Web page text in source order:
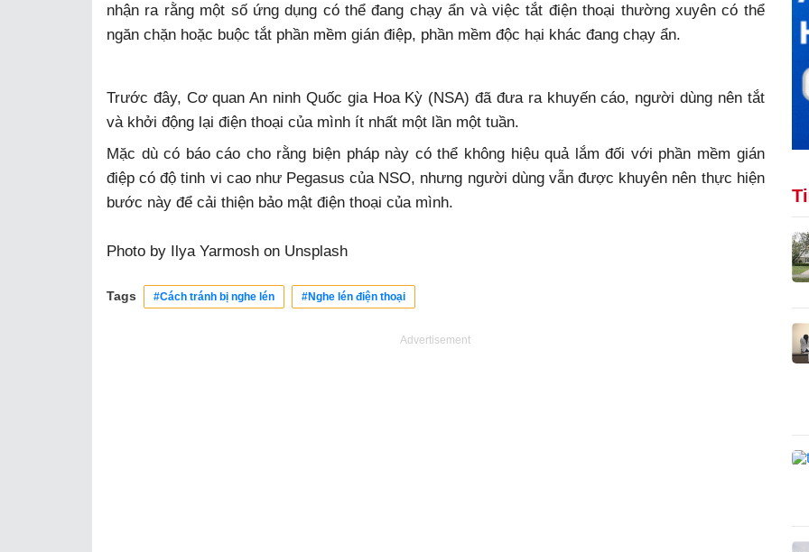
nhận ra rằng một số ứng dụng có thể đang chạy ẩn và việc tắt điện thoại thường xuyên có thể
ngăn chặn hoặc buộc tắt phần mềm gián điệp, phần mềm độc hại khác đang chạy ẩn.
Trước đây, Cơ quan An ninh Quốc gia Hoa Kỳ (NSA) đã đưa ra khuyến cáo, người dùng nên tắt
và khởi động lại điện thoại của mình ít nhất một lần một tuần.
Mặc dù có báo cáo cho rằng biện pháp này có thể không hiệu quả lắm đối với phần mềm gián
điệp có độ tinh vi cao như Pegasus của NSO, nhưng người dùng vẫn được khuyên nên thực hiện
bước này để cải thiện bảo mật điện thoại của mình.
Photo by Ilya Yarmosh on Unsplash
Tags #Cách tránh bị nghe lén #Nghe lén điện thoại
Advertisement